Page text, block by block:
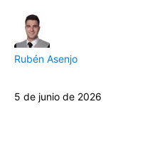
Rubén Asenjo
5 de junio de 2026